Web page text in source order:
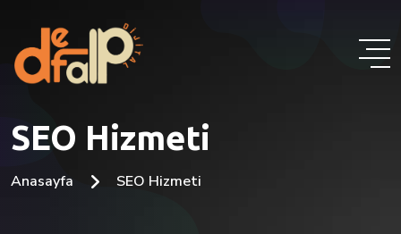
SEO Hizmeti
Anasayfa SEO Hizmeti